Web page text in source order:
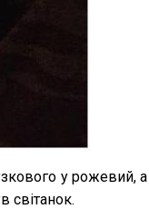
у рожевий,
світанок.